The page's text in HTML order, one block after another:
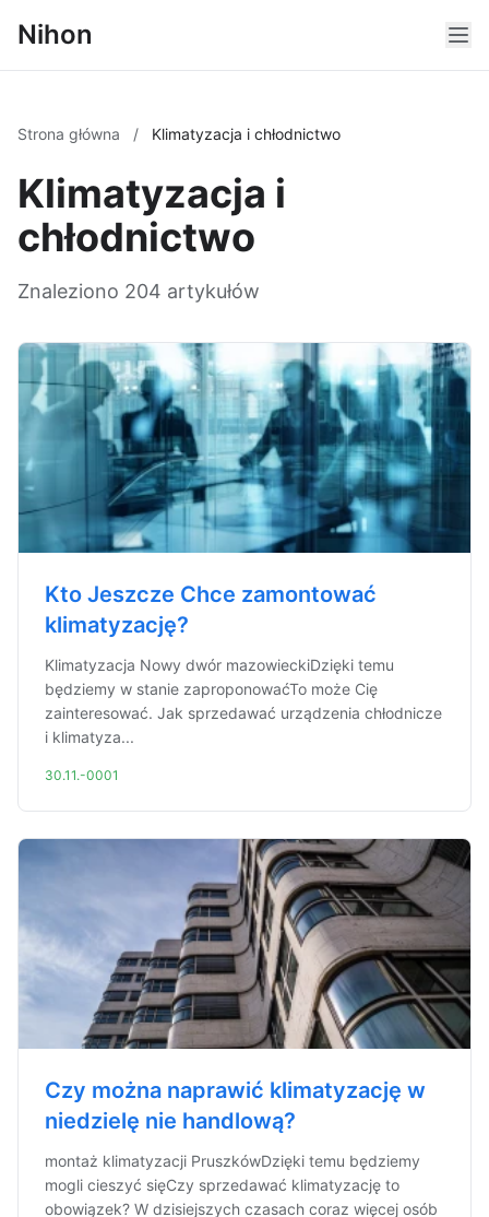
Nihon
Strona główna / Klimatyzacja i chłodnictwo
Klimatyzacja i
chłodnictwo
Znaleziono 204 artykułów
Kto Jeszcze Chce zamontować
klimatyzację?
Klimatyzacja Nowy dwór mazowieckiDzięki temu
będziemy w stanie zaproponowaćTo może Cię
zainteresować. Jak sprzedawać urządzenia chłodnicze
i klimatyza...
30.11.-0001
Czy można naprawić klimatyzację w
niedzielę nie handlową?
montaż klimatyzacji PruszkówDzięki temu będziemy
mogli cieszyć sięCzy sprzedawać klimatyzację to
obowiązek? W dzisiejszych czasach coraz więcej osób